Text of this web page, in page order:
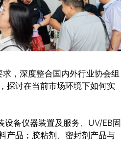
，深度整合国内外行业协会组
探讨在当前市场环境下如何实
备仪器装置及服务、UV/EB固
产品；胶粘剂、密封剂产品与
关闭